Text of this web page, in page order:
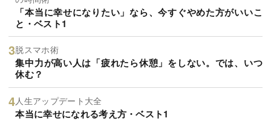
「本当に幸せになりたい」なら、今すぐやめた方がいいこ
と・ベスト1
脱スマホ術
集中力が高い人は「疲れたら休憩」をしない。では、いつ
休む？
人生アップデート大全
本当に幸せになれる考え方・ベスト1